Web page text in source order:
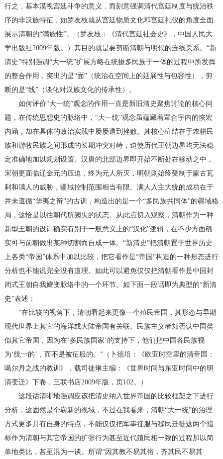
行之，基本漠视宫廷斗争的意义，而刻意强调清代宫廷制度与统治秩
序的非汉族特征，如罗友枝就从宫廷物质文化和宫廷礼仪的角度全面
展示清朝的“满族性”。（罗友枝：《清代宫廷社会史》，中国人民大
学出版社2009年版。）其目的就是要剪断清朝与明代的连线关系。“新
清史”特别强调“大一统”扩展方略在统摄多民族于一体的过程中所发挥
的整合作用，突出的是“面”（统治在空间上的延展性与包容性），剪
断的是“线”（淡化对汉族文化的传承性）。
如何评价“大一统”观念的作用一直是新旧清史聚焦讨论的核心问
题，在传统思想史的脉络中，“大一统”观念虽蕴藏着罩合宇内的恢宏
内涵，却在具体的政治实践中屡屡遭到挫败。其核心症结在于农耕民
族和游牧民族之间形成的长期冲突对峙，迫使历代王朝边界均无法稳
定准确地加以规划设置。汉唐的北部边界即开始不断处在移动之中，
宋朝更面临辽金元的压迫，终为元人所灭，明朝则始终受制于蒙古瓦
剌和满人的威胁，疆域控制范围相当有限。满人入主大统的成功在于
并未遵循“华夷之辩”的古训，构造出的是一个“多民族共同体”的疆域格
局，这恰是以往朝代所阙失的状态。从此点切入观察，清朝作为一种
新型王朝的设计确实有别于一般意义上的“汉化”逻辑，在不少方面确
实可与前朝做出某种切割而自成一体。“新清史”把清朝置于世界历史
上各类“帝国”体系中加以比较，把它看作是“帝国”构造的一种形态进行
分析也不能说完全没有道理。如此可以避免仅仅把清朝看作是中国封
闭式王朝自我嬗变脉络中的一个环节。如下面一段话即为典型的“新清
史”表述：
“在比较的视角下，清朝看起来更像一个殖民帝国，其形态与早期
现代世界上其它的海洋或大陆帝国有关联。民族主义者却否认中国类
似其它帝国，因为在‘多民族国家’的支持下，他们把中国各民族视
为‘统一的’，而不是被征服的。”（卜德培：《欧亚时空里的清帝国：
噶尔丹之战的教训》，载司徒琳主编：《世界时间与东亚时间中的明
清变迁》下卷，三联书店2009年版，页102。）
这段话清晰地强调应该把清史纳入世界帝国的比较框架之下进行
分析，这固然是个崭新的视域，不过在我看来，清朝“大一统”的治理
方式更多具有自身的特点，不能仅仅把军事征服与移民迁徙这两个指
标作为清朝与其它帝国的扩张行为甚至近代殖民相一致的过程加以简
单地类比，甚至混为一谈。所谓“因其教不易其俗，齐其民不易其